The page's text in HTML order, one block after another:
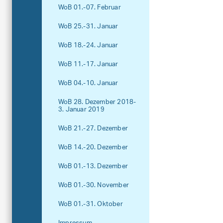
WoB 01.-07. Februar
WoB 25.-31. Januar
WoB 18.-24. Januar
WoB 11.-17. Januar
WoB 04.-10. Januar
WoB 28. Dezember 2018-
3. Januar 2019
WoB 21.-27. Dezember
WoB 14.-20. Dezember
WoB 01.-13. Dezember
WoB 01.-30. November
WoB 01.-31. Oktober